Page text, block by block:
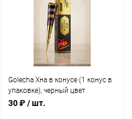
Golecha Хна в конусе (1 конус в
упаковке), черный цвет
30 ₽/ шт.